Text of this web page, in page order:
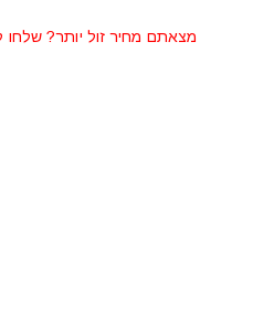
מצאתם מחיר זול יותר? שלחו